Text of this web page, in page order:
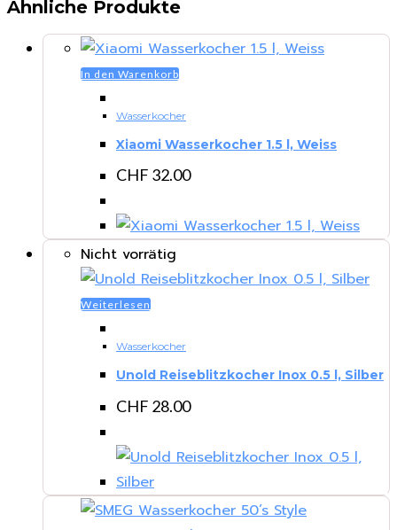
Ähnliche Produkte
In den Warenkorb
Wasserkocher
Xiaomi Wasserkocher 1.5 l, Weiss
CHF 32.00
Nicht vorrätig
Weiterlesen
Wasserkocher
Unold Reiseblitzkocher Inox 0.5 l, Silber
CHF 28.00